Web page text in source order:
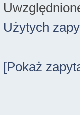
Użytych
[Pokaż